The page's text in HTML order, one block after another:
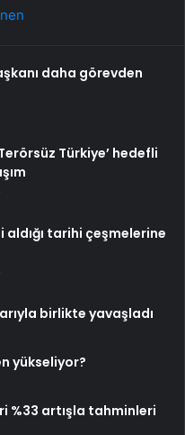
daha görevden
Türkiye’ hedefli
aldığı tarihi çeşmelerine
birlikte yavaşladı
yükseliyor?
%33 artışla tahminleri